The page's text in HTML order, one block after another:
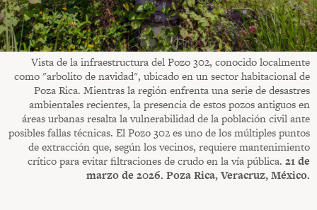
Vista de la infraestructura del Pozo 302, conocido localmente
como "arbolito de navidad", ubicado en un sector habitacional de
Poza Rica. Mientras la región enfrenta una serie de desastres
ambientales recientes, la presencia de estos pozos antiguos en
áreas urbanas resalta la vulnerabilidad de la población civil ante
posibles fallas técnicas. El Pozo 302 es uno de los múltiples puntos
de extracción que, según los vecinos, requiere mantenimiento
crítico para evitar filtraciones de crudo en la vía pública. 21 de
marzo de 2026. Poza Rica, Veracruz, México.